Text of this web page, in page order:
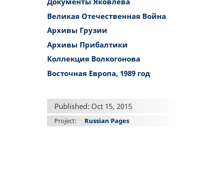
Великая Отечественная Война
Архивы Грузии
Архивы Прибалтики
Коллекция Волкогонова
Восточная Европа, 1989 год
Published: Oct 15, 2015
Project Russian Pages